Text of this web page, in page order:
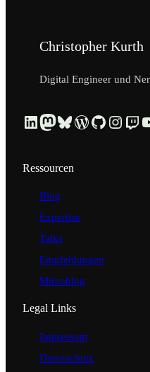
Christopher Kurth
Digital Engineer und
Beruflich über LinkedIn vernetzen Dezentral über Mastodon folgen Kurzmeldungen über Bluesky lesen Profil & Contributions auf WordPress.org ansehen Code & Repositories über GitHub erkunden Visuelle Einblicke über Instagram ansehen Streams & Tech-Talks über Twitch schauen Videos & Tutorials über YouTube ansehen
Ressourcen
Blog
Expertise
Talks
Empfehlungen
Mircoblog
Legal Links
Impressum
Datenschutz